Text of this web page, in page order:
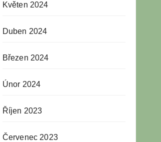
Květen 2024
Duben 2024
Březen 2024
Únor 2024
Říjen 2023
Červenec 2023